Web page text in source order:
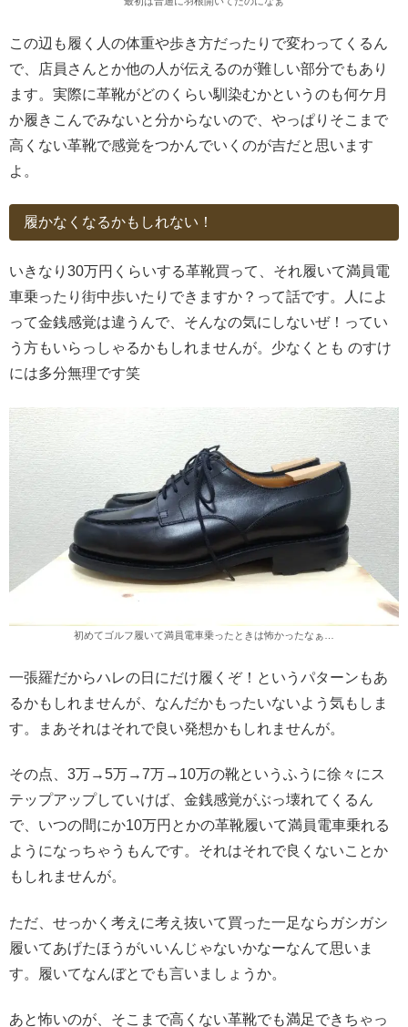
この辺も履く人の体重や歩き方だったりで変わってくるん
で、店員さんとか他の人が伝えるのが難しい部分でもあり
ます。実際に革靴がどのくらい馴染むかというのも何ケ月
か履きこんでみないと分からないので、やっぱりそこまで
高くない革靴で感覚をつかんでいくのが吉だと思います
よ。
履かなくなるかもしれない！
いきなり30万円くらいする革靴買って、それ履いて満員電
車乗ったり街中歩いたりできますか？って話です。人によ
って金銭感覚は違うんで、そんなの気にしないぜ！ってい
う方もいらっしゃるかもしれませんが。少なくとも のすけ
には多分無理です笑
初めてゴルフ履いて満員電車乗ったときは怖かったなぁ…
一張羅だからハレの日にだけ履くぞ！というパターンもあ
るかもしれませんが、なんだかもったいないよう気もしま
す。まあそれはそれで良い発想かもしれませんが。
その点、3万→5万→7万→10万の靴というふうに徐々にス
テップアップしていけば、金銭感覚がぶっ壊れてくるん
で、いつの間にか10万円とかの革靴履いて満員電車乗れる
ようになっちゃうもんです。それはそれで良くないことか
もしれませんが。
ただ、せっかく考えに考え抜いて買った一足ならガシガシ
履いてあげたほうがいいんじゃないかなーなんて思いま
す。履いてなんぼとでも言いましょうか。
あと怖いのが、そこまで高くない革靴でも満足できちゃっ